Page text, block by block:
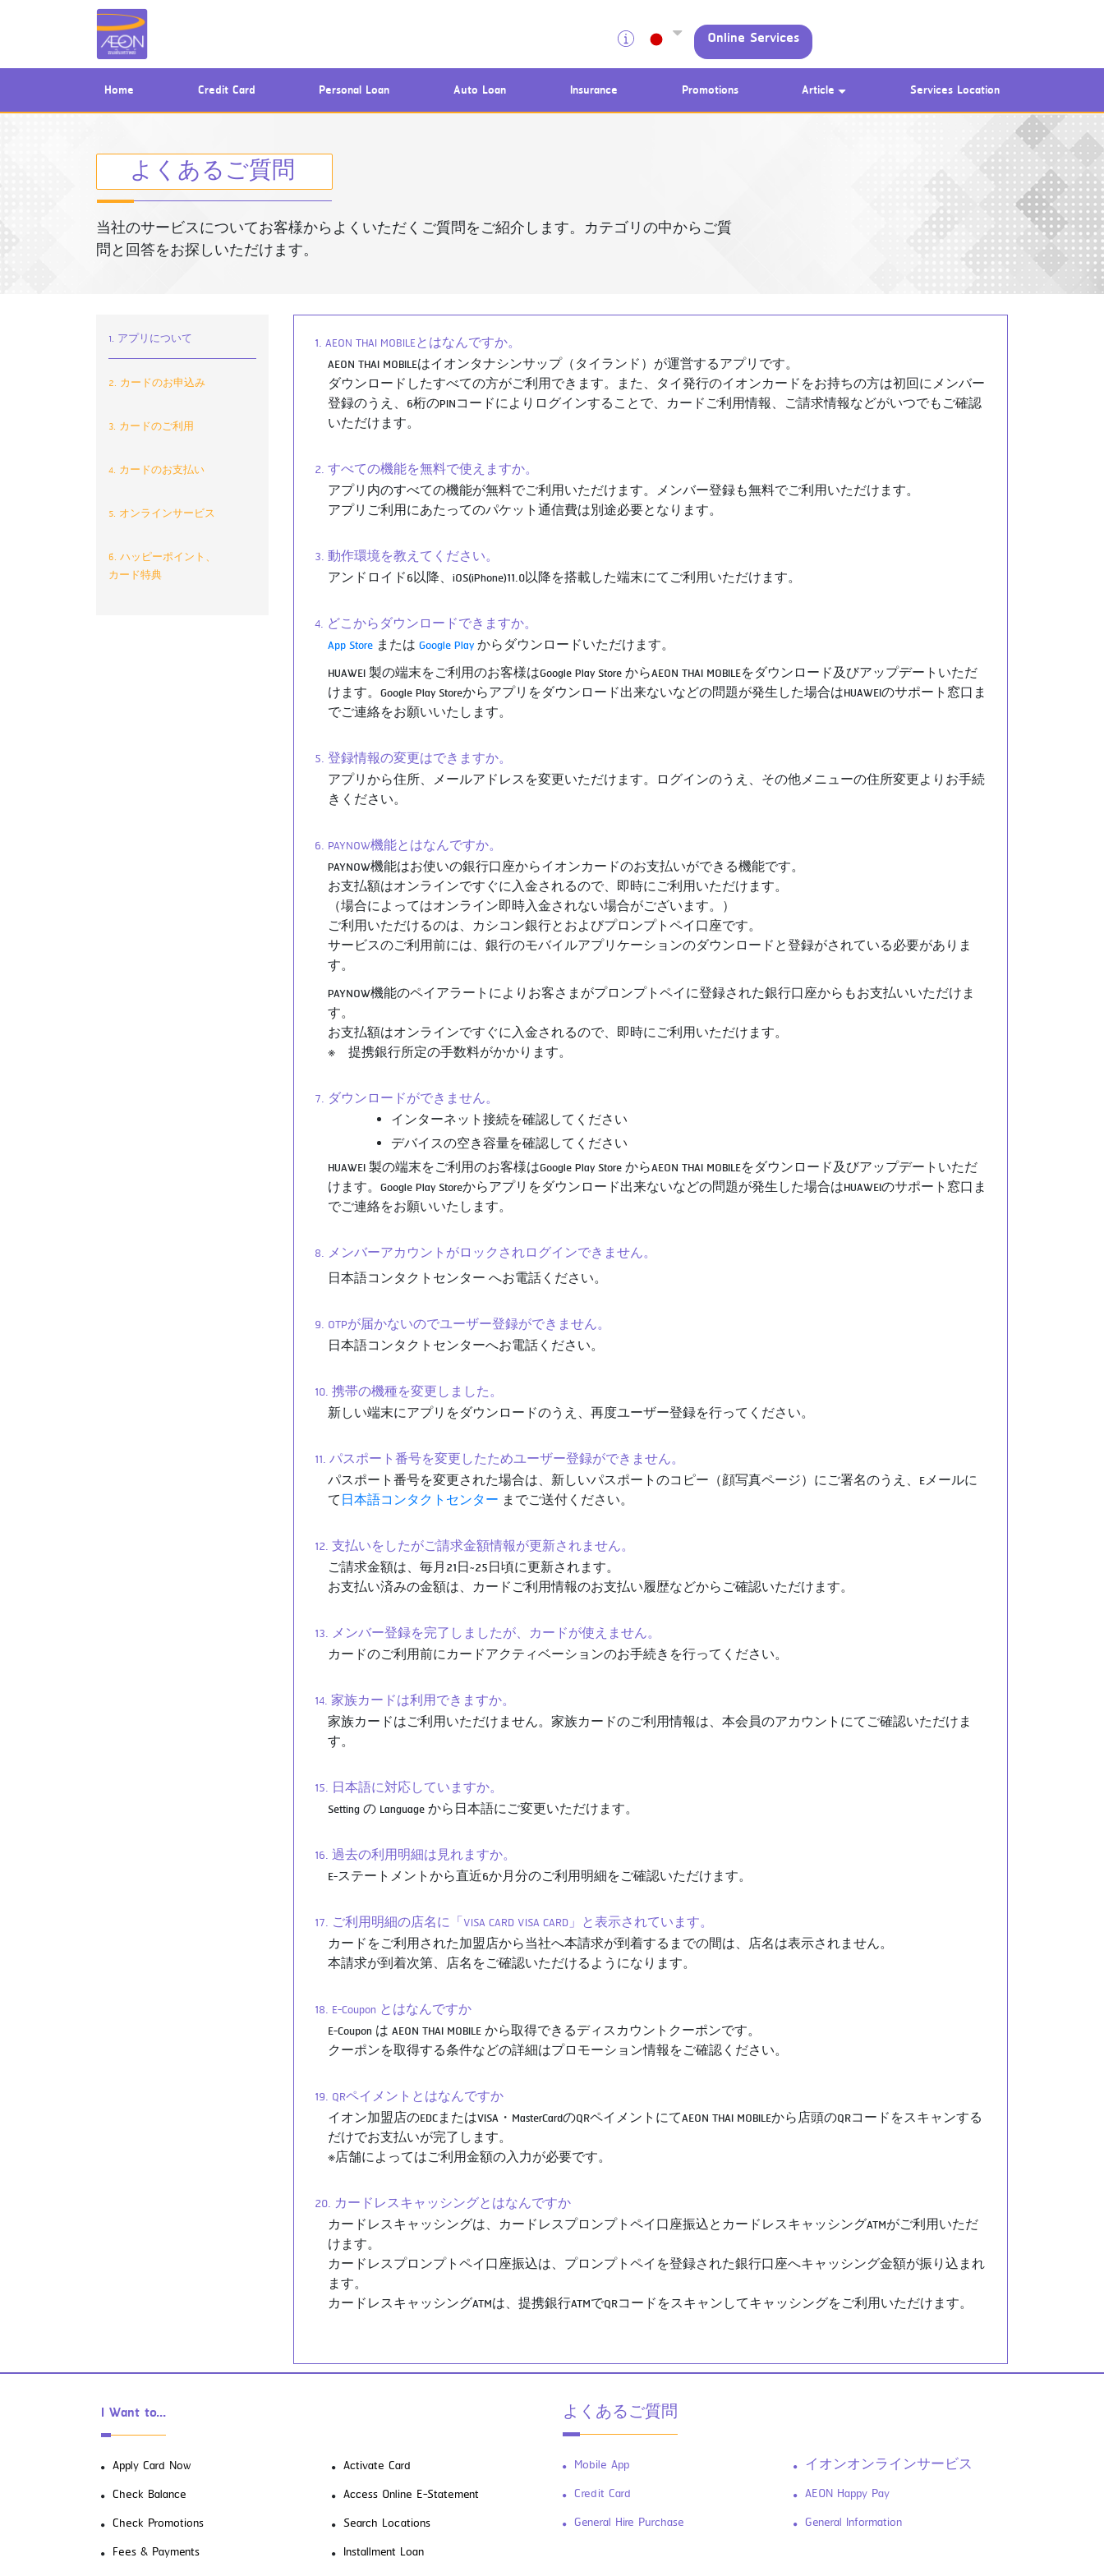
Online Services
Home Credit Card Personal Loan Auto Loan Insurance Promotions Article Services Location
よくあるご質問
当社のサービスについてお客様からよくいただくご質問をご紹介します。カテゴリの中からご質
問と回答をお探しいただけます。
1. アプリについて
2. カードのお申込み
3. カードのご利用
4. カードのお支払い
5. オンラインサービス
6. ハッピーポイント、
カード特典
1. AEON THAI MOBILEとはなんですか。
AEON THAI MOBILEはイオンタナシンサップ（タイランド）が運営するアプリです。
ダウンロードしたすべての方がご利用できます。また、タイ発行のイオンカードをお持ちの方は初回にメンバー
登録のうえ、6桁のPINコードによりログインすることで、カードご利用情報、ご請求情報などがいつでもご確認
いただけます。
2. すべての機能を無料で使えますか。
アプリ内のすべての機能が無料でご利用いただけます。メンバー登録も無料でご利用いただけます。
アプリご利用にあたってのパケット通信費は別途必要となります。
3. 動作環境を教えてください。
アンドロイド6以降、iOS(iPhone)11.0以降を搭載した端末にてご利用いただけます。
4. どこからダウンロードできますか。
App Store または Google Playからダウンロードいただけます。
HUAWEI 製の端末をご利用のお客様はGoogle Play Store からAEON THAI MOBILEをダウンロード及びアップデートいただ
けます。Google Play Storeからアプリをダウンロード出来ないなどの問題が発生した場合はHUAWEIのサポート窓口ま
でご連絡をお願いいたします。
5. 登録情報の変更はできますか。
アプリから住所、メールアドレスを変更いただけます。ログインのうえ、その他メニューの住所変更よりお手続
きください。
6. PAYNOW機能とはなんですか。
PAYNOW機能はお使いの銀行口座からイオンカードのお支払いができる機能です。
お支払額はオンラインですぐに入金されるので、即時にご利用いただけます。
（場合によってはオンライン即時入金されない場合がございます。）
ご利用いただけるのは、カシコン銀行とおよびプロンプトペイ口座です。
サービスのご利用前には、銀行のモバイルアプリケーションのダウンロードと登録がされている必要がありま
す。
PAYNOW機能のペイアラートによりお客さまがプロンプトペイに登録された銀行口座からもお支払いいただけま
す。
お支払額はオンラインですぐに入金されるので、即時にご利用いただけます。
※ 提携銀行所定の手数料がかかります。
7. ダウンロードができません。
インターネット接続を確認してください
デバイスの空き容量を確認してください
HUAWEI 製の端末をご利用のお客様はGoogle Play Store からAEON THAI MOBILEをダウンロード及びアップデートいただ
けます。Google Play Storeからアプリをダウンロード出来ないなどの問題が発生した場合はHUAWEIのサポート窓口ま
でご連絡をお願いいたします。
8. メンバーアカウントがロックされログインできません。
日本語コンタクトセンター へお電話ください。
9. OTPが届かないのでユーザー登録ができません。
日本語コンタクトセンターへお電話ください。
10. 携帯の機種を変更しました。
新しい端末にアプリをダウンロードのうえ、再度ユーザー登録を行ってください。
11. パスポート番号を変更したためユーザー登録ができません。
パスポート番号を変更された場合は、新しいパスポートのコピー（顔写真ページ）にご署名のうえ、Eメールに
て日本語コンタクトセンター までご送付ください。
12. 支払いをしたがご請求金額情報が更新されません。
ご請求金額は、毎月21日~25日頃に更新されます。
お支払い済みの金額は、カードご利用情報のお支払い履歴などからご確認いただけます。
13. メンバー登録を完了しましたが、カードが使えません。
カードのご利用前にカードアクティベーションのお手続きを行ってください。
14. 家族カードは利用できますか。
家族カードはご利用いただけません。家族カードのご利用情報は、本会員のアカウントにてご確認いただけま
す。
15. 日本語に対応していますか。
Setting の Language から日本語にご変更いただけます。
16. 過去の利用明細は見れますか。
E-ステートメントから直近6か月分のご利用明細をご確認いただけます。
17. ご利用明細の店名に「VISA CARD VISA CARD」と表示されています。
カードをご利用された加盟店から当社へ本請求が到着するまでの間は、店名は表示されません。
本請求が到着次第、店名をご確認いただけるようになります。
18. E-Coupon とはなんですか
E-Coupon は AEON THAI MOBILE から取得できるディスカウントクーポンです。
クーポンを取得する条件などの詳細はプロモーション情報をご確認ください。
19. QRペイメントとはなんですか
イオン加盟店のEDCまたはVISA・MasterCardのQRペイメントにてAEON THAI MOBILEから店頭のQRコードをスキャンする
だけでお支払いが完了します。
※店舗によってはご利用金額の入力が必要です。
20. カードレスキャッシングとはなんですか
カードレスキャッシングは、カードレスプロンプトペイ口座振込とカードレスキャッシングATMがご利用いただ
けます。
カードレスプロンプトペイ口座振込は、プロンプトペイを登録された銀行口座へキャッシング金額が振り込まれ
ます。
カードレスキャッシングATMは、提携銀行ATMでQRコードをスキャンしてキャッシングをご利用いただけます。
I Want to...
Apply Card Now
Activate Card
Check Balance
Access Online E-Statement
Check Promotions
Search Locations
Fees & Payments
Installment Loan
よくあるご質問
Mobile App
イオンオンラインサービス
Credit Card
AEON Happy Pay
General Hire Purchase
General Information